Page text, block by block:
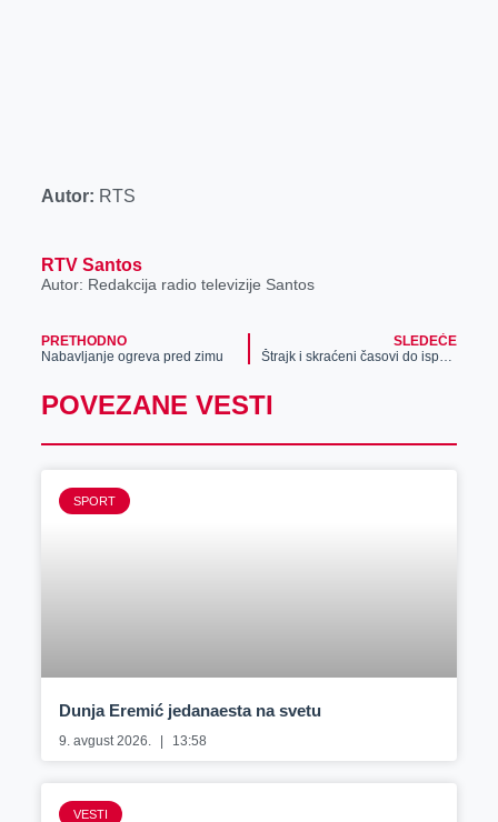
Autor: RTS
RTV Santos
Autor: Redakcija radio televizije Santos
PRETHODNO
Nabavljanje ogreva pred zimu
SLEDEĆE
Štrajk i skraćeni časovi do ispunjenja zahteva prosvetara
POVEZANE VESTI
SPORT
Dunja Eremić jedanaesta na svetu
9. avgust 2026. 13:58
VESTI